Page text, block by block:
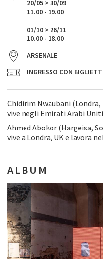
20/05 > 30/09
11.00 - 19.00
01/10 > 26/11
10.00 - 18.00
ARSENALE
INGRESSO CON
Chidirim Nwaubani (Londra,
vive negli Emirati Arabi
Ahmed Abokor (Hargeisa,
vive a Londra, UK e lavora
ALBUM